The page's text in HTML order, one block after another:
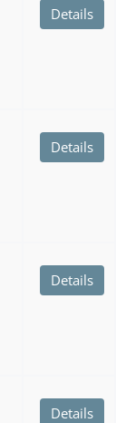
Details
Details
Details
Details